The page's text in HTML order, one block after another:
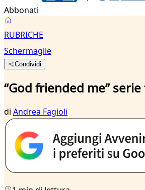
Abbonati
RUBRICHE
Schermaglie
Condividi
“God friended me”
di Andrea Fagioli